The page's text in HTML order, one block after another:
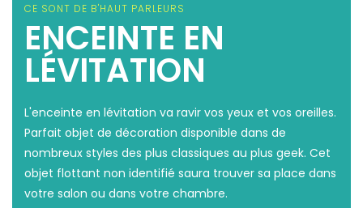
CE SONT DE B'HAUT PARLEURS
ENCEINTE EN
LÉVITATION
L'enceinte en lévitation va ravir vos yeux et vos oreilles.
Parfait objet de décoration disponible dans de
nombreux styles des plus classiques au plus geek. Cet
objet flottant non identifié saura trouver sa place dans
votre salon ou dans votre chambre.